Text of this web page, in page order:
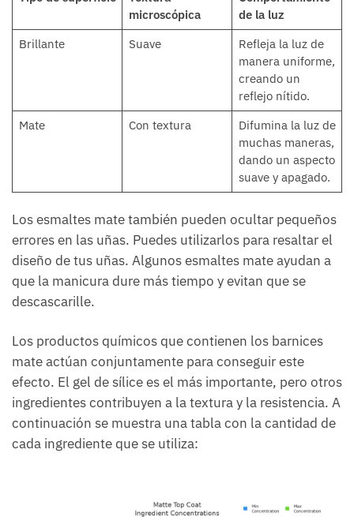
microscópica
de la luz
Brillante
Suave
Refleja la luz de
manera uniforme,
creando un
reflejo nítido.
Mate
Con textura
Difumina la luz de
muchas maneras,
dando un aspecto
suave y apagado.
Los esmaltes mate también pueden ocultar pequeños
errores en las uñas. Puedes utilizarlos para resaltar el
diseño de tus uñas. Algunos esmaltes mate ayudan a
que la manicura dure más tiempo y evitan que se
descascarille.
Los productos químicos que contienen los barnices
mate actúan conjuntamente para conseguir este
efecto. El gel de sílice es el más importante, pero otros
ingredientes contribuyen a la textura y la resistencia. A
continuación se muestra una tabla con la cantidad de
cada ingrediente que se utiliza: